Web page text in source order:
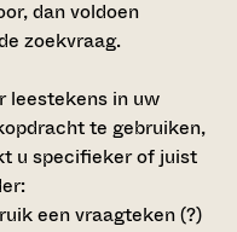
dan voldoen
zoekvraag.
leestekens in uw
te gebruiken,
u specifieker of juist
eenvraagteken (?)